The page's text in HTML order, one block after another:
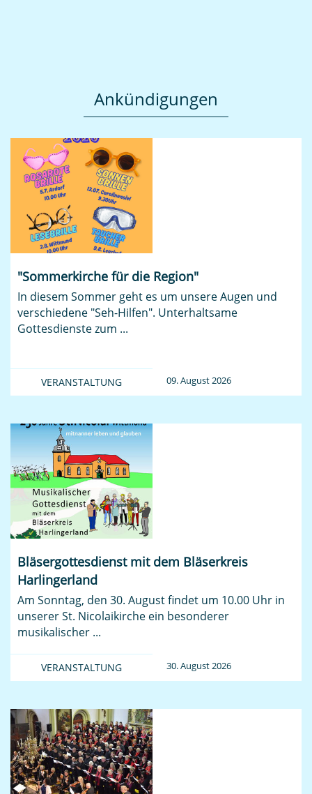
Ankündigungen
"Sommerkirche für die Region"
In diesem Sommer geht es um unsere Augen und
verschiedene "Seh-Hilfen". Unterhaltsame
Gottesdienste zum ...
VERANSTALTUNG 09. August 2026
Bläsergottesdienst mit dem Bläserkreis
Harlingerland
Am Sonntag, den 30. August findet um 10.00 Uhr in
unserer St. Nicolaikirche ein besonderer
musikalischer ...
VERANSTALTUNG 30. August 2026